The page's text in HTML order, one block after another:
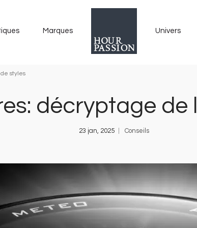
Marques Univers
styles
décryptage de
23 jan, 2025 Conseils